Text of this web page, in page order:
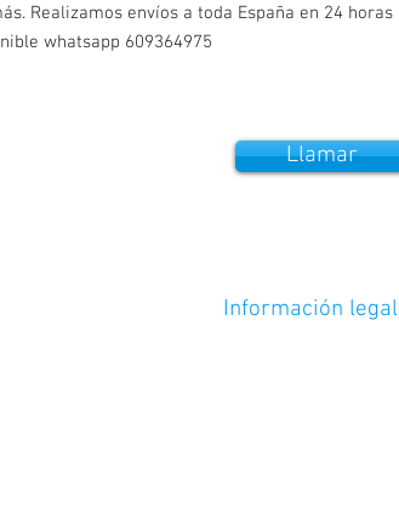
Realizamos envíos a toda España en 24 horas
whatsapp 609364975
Llamar
Información legal